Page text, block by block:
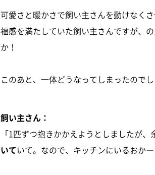
可愛さと暖かさで飼い主さんを動けなく
福感を満たしていた飼い主さんですが、
か！
このあと、一体どうなってしまったので
飼い主さん：
「1匹ずつ抱きかかえようとしましたが
いていて。なので、キッチンにいるおか